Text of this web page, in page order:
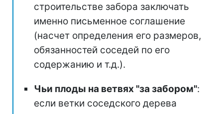
строительстве забора заключать
именно письменное соглашение
(насчет определения его размеров,
обязанностей соседей по его
содержанию и т.д.).
Чьи плоды на ветвях "за забором":
если ветки соседского дерева